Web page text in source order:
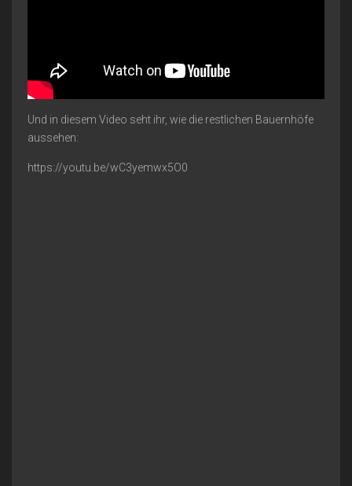
Und in diesem Video seht ihr, wie die restlichen Bauernhöfe
aussehen:
https://youtu.be/wC3yemwx5O0